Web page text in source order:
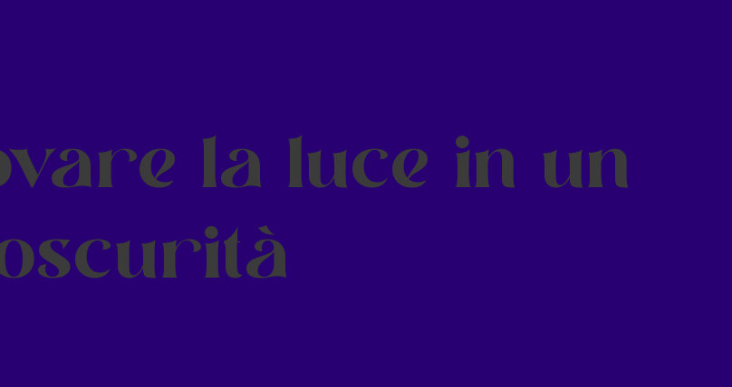
la luce in un